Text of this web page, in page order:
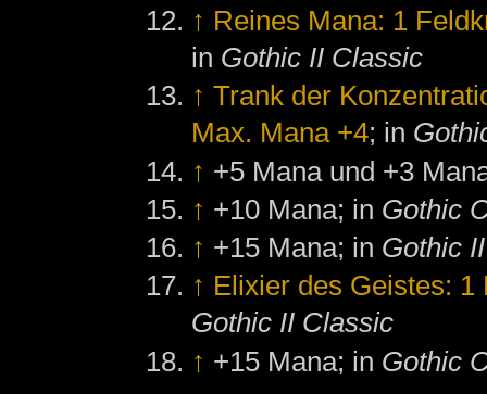
↑ Reines Mana: 1
in Gothic II Classic
↑ Trank der
Max. Mana +4; in
↑ +5 Mana und +3
↑ +10 Mana; in Gothic
↑ +15 Mana; in Gothic
↑ Elixier des Geistes:
Gothic II Classic
↑ +15 Mana; in Gothic